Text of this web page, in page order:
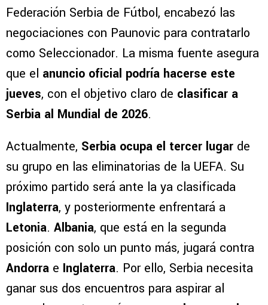
Federación Serbia de Fútbol, encabezó las
negociaciones con Paunovic para contratarlo
como Seleccionador. La misma fuente asegura
que el anuncio oficial podría hacerse este
jueves, con el objetivo claro de clasificar a
Serbia al Mundial de 2026.
Actualmente, Serbia ocupa el tercer lugar de
su grupo en las eliminatorias de la UEFA. Su
próximo partido será ante la ya clasificada
Inglaterra, y posteriormente enfrentará a
Letonia. Albania, que está en la segunda
posición con solo un punto más, jugará contra
Andorra e Inglaterra. Por ello, Serbia necesita
ganar sus dos encuentros para aspirar al